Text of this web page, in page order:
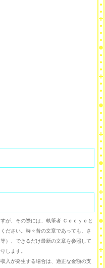
が、その際には、執筆者 Ｃｅｃｙｅと
ださい。時々昔の文章であっても、さ
）、できるだけ最新の文章を参照して
します。
入が発生する場合は、適正な金額の支